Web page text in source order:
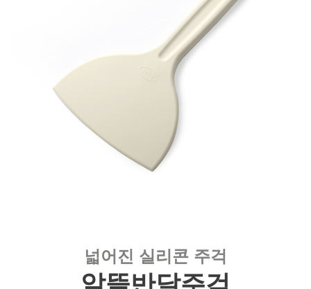
넓어진 실리콘 주걱